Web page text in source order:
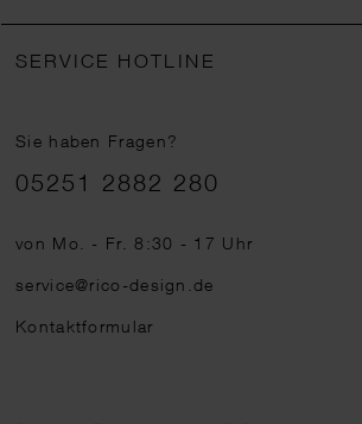
SERVICE HOTLINE
Sie haben Fragen?
Telefonnummer
05251 2882 280
von Mo. - Fr. 8:30 - 17 Uhr
service@rico-design.de
Kontaktformular